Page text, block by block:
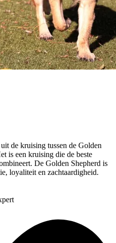
de kruising tussen de Golden
is een kruising die de beste
De Golden Shepherd is
loyaliteit en zachtaardigheid.